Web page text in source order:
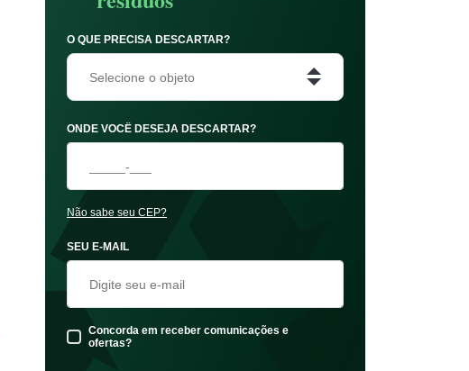
O QUE PRECISA DESCARTAR?
Selecione o objeto
ONDE VOCÊ DESEJA DESCARTAR?
Não sabe seu CEP?
SEU E-MAIL
Concorda em receber comunicações e
ofertas?